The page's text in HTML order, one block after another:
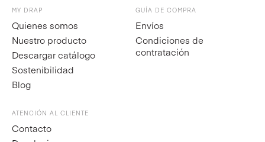
MY DRAP
Quienes somos
Nuestro producto
Descargar catálogo
Sostenibilidad
Blog
GUÍA DE COMPRA
Envíos
Condiciones de
contratación
ATENCIÓN AL CLIENTE
Contacto